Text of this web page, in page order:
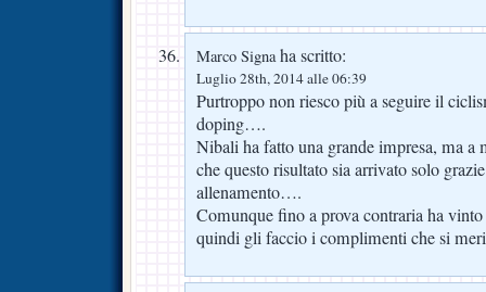
Marco Signaha scritto:
Luglio 28th, 2014 alle 06:39
Purtroppo non riesco più a seguire il
doping….
Nibali ha fatto una grande impresa, ma a
che questo risultato sia arrivato solo
allenamento….
Comunque fino a prova contraria ha
quindi gli faccio i complimenti che si